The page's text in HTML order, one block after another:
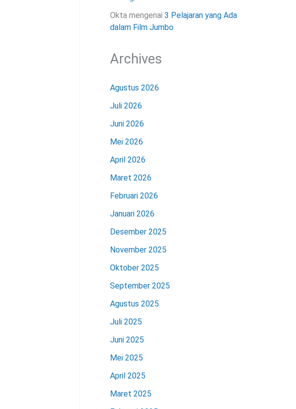
Okta mengenai 3 Pelajaran yang Ada
dalam Film Jumbo
Archives
Agustus 2026
Juli 2026
Juni 2026
Mei 2026
April 2026
Maret 2026
Februari 2026
Januari 2026
Desember 2025
November 2025
Oktober 2025
September 2025
Agustus 2025
Juli 2025
Juni 2025
Mei 2025
April 2025
Maret 2025